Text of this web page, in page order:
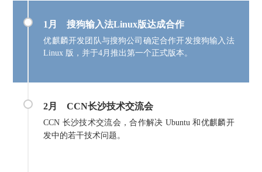
1月 搜狗输入法Linux版达成合作
优麒麟开发团队与搜狗公司确定合作开发搜狗输入法
Linux 版，并于4月推出第一个正式版本。
2月 CCN长沙技术交流会
CCN 长沙技术交流会，合作解决 Ubuntu 和优麒麟开
发中的若干技术问题。